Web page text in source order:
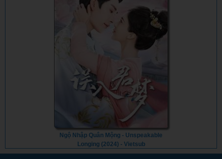
Ngộ Nhập Quân Mộng - Unspeakable
Longing (2024) - Vietsub